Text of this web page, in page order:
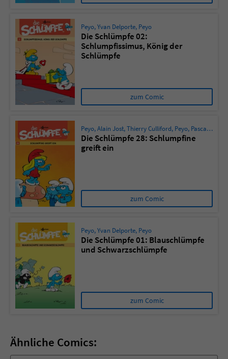
Peyo,Yvan Delporte, Peyo
Die Schlümpfe 02:
Schlumpfissimus, König der
Schlümpfe
zum Comic
Peyo,Alain Jost,Thierry Culliford, Peyo, Pascal Garray
Die Schlümpfe 28: Schlumpfine
greift ein
zum Comic
Peyo,Yvan Delporte, Peyo
Die Schlümpfe 01: Blauschlümpfe
und Schwarzschlümpfe
zum Comic
Ähnliche Comics: